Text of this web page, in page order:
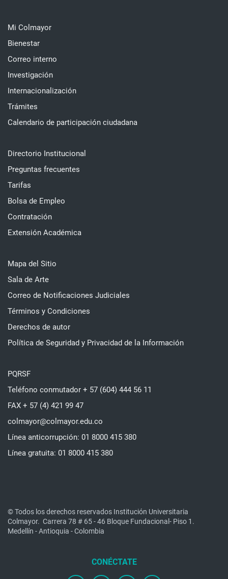
Mi Colmayor
Bienestar
Correo interno
Investigación
Internacionalización
Trámites
Calendario de participación ciudadana
Directorio Institucional
Preguntas frecuentes
Tarifas
Bolsa de Empleo
Contratación
Extensión Académica
Mapa del Sitio
Sala de Arte
Correo de Notificaciones Judiciales
Términos y Condiciones
Derechos de autor
Política de Seguridad y Privacidad de la Información
PQRSF
Teléfono conmutador + 57 (604) 444 56 11
FAX + 57 (4) 421 99 47
colmayor@colmayor.edu.co
Línea anticorrupción: 01 8000 415 380
Línea gratuita: 01 8000 415 380
© Todos los derechos reservados Institución Universitaria
Colmayor. Carrera 78 # 65 - 46 Bloque Fundacional- Piso 1.
Medellín - Antioquia - Colombia